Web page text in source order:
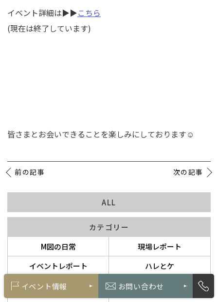
イベント詳細は▶︎▶︎こちら
(現在は終了しています)
皆さまとお会いできることを楽しみにしております☺️
前の記事 次の記事
ALL
カテゴリー
M図の日常
現場レポート
イベントレポート
ハレとケ
勉強会
スタッフ紹介
イベント情報 お問い合わせ